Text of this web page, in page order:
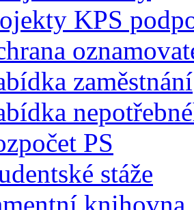
KPS
zaměstnání
PS
stáže
knihovna